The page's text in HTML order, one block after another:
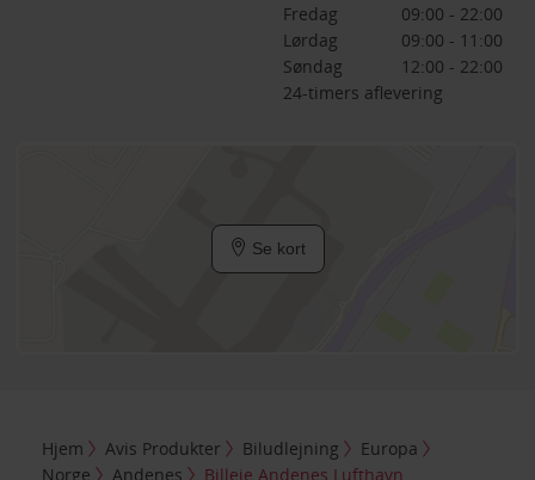
Fredag
09:00 - 22:00
Lørdag
09:00 - 11:00
Søndag
12:00 - 22:00
24-timers aflevering
Se kort
Hjem Avis Produkter Biludlejning
Europa
Norge
Andenes Billeje Andenes Lufthavn